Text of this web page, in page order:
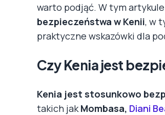
warto podjąć. W tym
bezpieczeństwa w Kenii, w
praktyczne wskazówki dla
Czy Kenia jest
Kenia jest stosunkowo
takich jak Mombasa, Diani